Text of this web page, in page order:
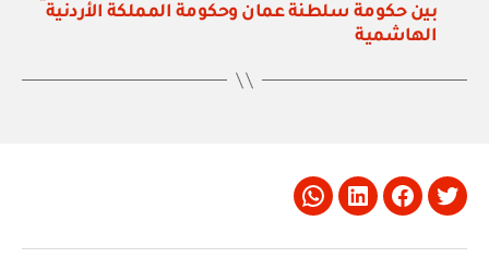
بين حكومة سلطنة عمان وحكومة المملكة الأردنية
الهاشمية
Twitter
Facebook
LinkedIn
Whatsapp